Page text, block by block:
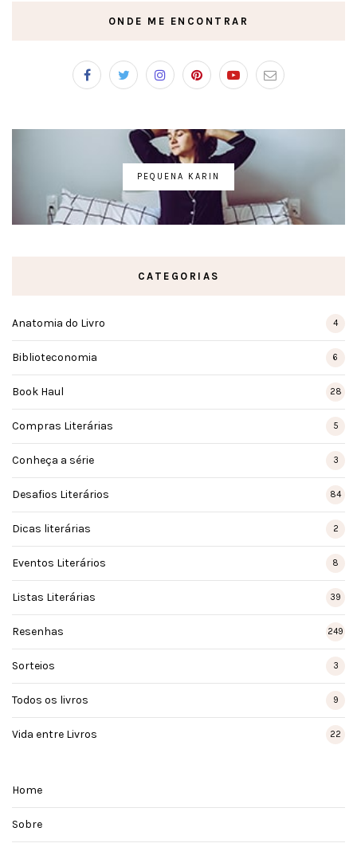
ONDE ME ENCONTRAR
PEQUENA KARIN
CATEGORIAS
Anatomia do Livro 4
Biblioteconomia 6
Book Haul 28
Compras Literárias 5
Conheça a série 3
Desafios Literários 84
Dicas literárias 2
Eventos Literários 8
Listas Literárias 39
Resenhas 249
Sorteios 3
Todos os livros 9
Vida entre Livros 22
Home
Sobre